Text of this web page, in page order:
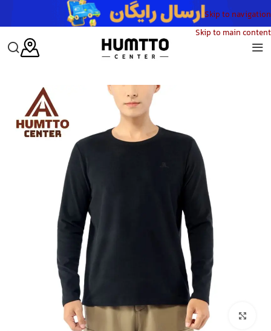
Skip to navigation
Skip to main content
تیشرت پلار مردانه هامتو مدل HUMTTO 37T556A-4
بزرگنمایی تصویر